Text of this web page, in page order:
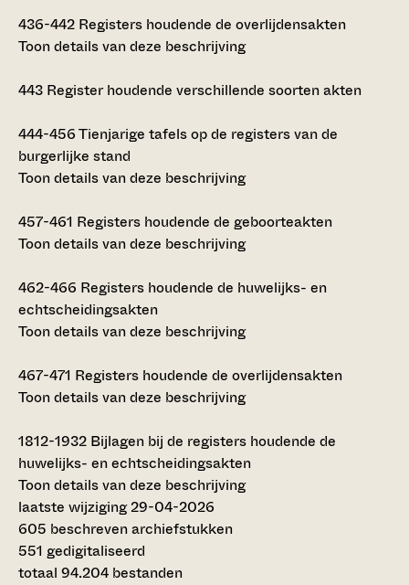
436-442 Registers houdende de overlijdensakten
Toon details van deze beschrijving
443 Register houdende verschillende soorten akten
444-456Tienjarige tafels op de registers van de
burgerlijke stand
Toon details van deze beschrijving
457-461 Registers houdende de geboorteakten
Toon details van deze beschrijving
462-466 Registers houdende de huwelijks- en
echtscheidingsakten
Toon details van deze beschrijving
467-471 Registers houdende de overlijdensakten
Toon details van deze beschrijving
1812-1932 Bijlagen bij de registers houdende de
huwelijks- en echtscheidingsakten
Toon details van deze beschrijving
laatste wijziging 29-04-2026
605 beschreven archiefstukken
551 gedigitaliseerd
totaal 94.204 bestanden